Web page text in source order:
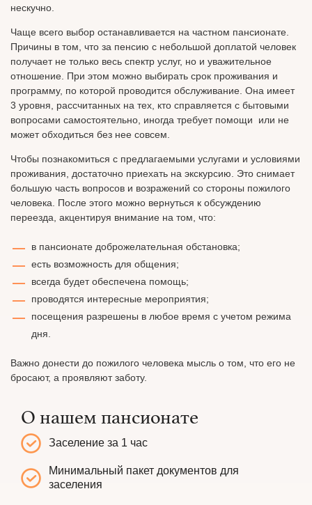
нескучно.
Чаще всего выбор останавливается на частном пансионате.
Причины в том, что за пенсию с небольшой доплатой человек
получает не только весь спектр услуг, но и уважительное
отношение. При этом можно выбирать срок проживания и
программу, по которой проводится обслуживание. Она имеет
3 уровня, рассчитанных на тех, кто справляется с бытовыми
вопросами самостоятельно, иногда требует помощи или не
может обходиться без нее совсем.
Чтобы познакомиться с предлагаемыми услугами и условиями
проживания, достаточно приехать на экскурсию. Это снимает
большую часть вопросов и возражений со стороны пожилого
человека. После этого можно вернуться к обсуждению
переезда, акцентируя внимание на том, что:
в пансионате доброжелательная обстановка;
есть возможность для общения;
всегда будет обеспечена помощь;
проводятся интересные мероприятия;
посещения разрешены в любое время с учетом режима
дня.
Важно донести до пожилого человека мысль о том, что его не
бросают, а проявляют заботу.
О нашем пансионате
Заселение за 1 час
Минимальный пакет документов для
заселения